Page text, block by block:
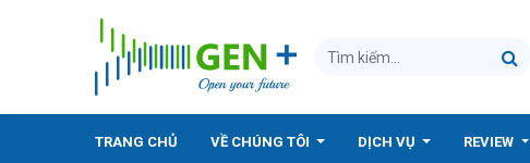
TRANG CHỦ VỀ CHÚNG TÔI DỊCH VỤ REVIEW